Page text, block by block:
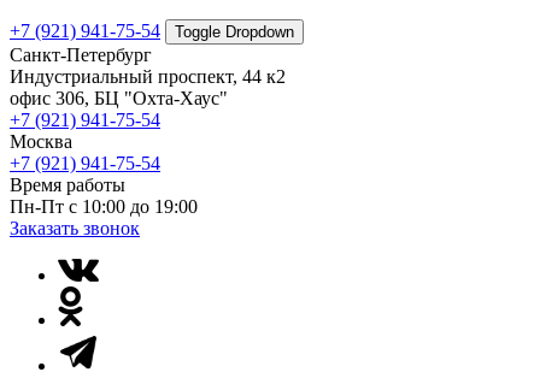
+7 (921) 941-75-54 Toggle Dropdown
Санкт-Петербург
Индустриальный проспект, 44 к2
офис 306, БЦ "Охта-Хаус"
+7 (921) 941-75-54
Москва
+7 (921) 941-75-54
Время работы
Пн-Пт с 10:00 до 19:00
Заказать звонок